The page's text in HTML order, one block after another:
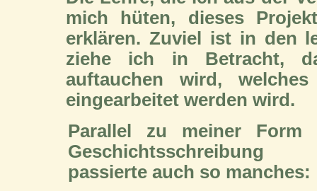
mich hüten, dieses
erklären. Zuviel ist in den
ziehe ich in Betracht,
auftauchen wird,
eingearbeitet werden wird.
Parallel zu meiner Form
Geschichtsschreibung
passierte auch so manches: